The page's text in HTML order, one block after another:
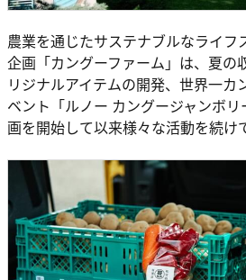
農業を通じたサステナブルなライフ
企画「カングーファーム」は、夏の
リジナルアイテムの開発、世界一カ
ベント「ルノー カングージャンボ
画を開始して以来様々な活動を続け